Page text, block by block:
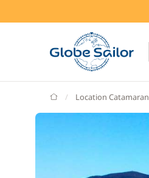
GlobeSailor
Location Catamaran